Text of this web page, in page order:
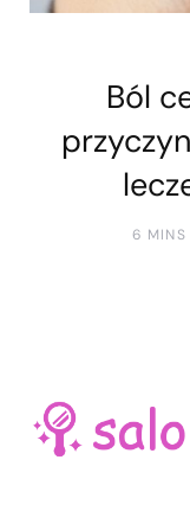
Ból
6 MINS